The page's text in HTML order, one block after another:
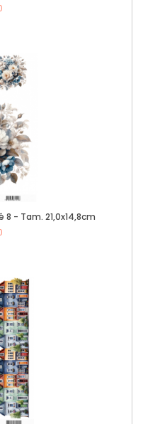
- Tam. 21,0x14,8cm